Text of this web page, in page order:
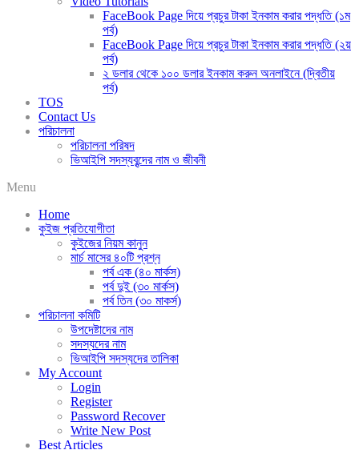
FaceBook Page দিয়ে প্রচুর টাকা ইনকাম করার পদ্ধতি (১ম
পর্ব)
FaceBook Page দিয়ে প্রচুর টাকা ইনকাম করার পদ্ধতি (২য়
পর্ব)
২ ডলার থেকে ১০০ ডলার ইনকাম করুন অনলাইনে (দ্বিতীয়
পর্ব)
TOS
Contact Us
পরিচালনা
পরিচালনা পরিষদ
ভিআইপি সদস্যবৃন্দের নাম ও জীবনী
Menu
Home
কুইজ প্রতিযোগীতা
কুইজের নিয়ম কানুন
মার্চ মাসের ৪০টি প্রশ্ন
পর্ব এক (৪০ মার্কস)
পর্ব দুই (৩০ মার্কস)
পর্ব তিন (৩০ মাকর্স)
পরিচালনা কমিটি
উপদেষ্টাদের নাম
সদস্যদের নাম
ভিআইপি সদস্যদের তালিকা
My Account
Login
Register
Password Recover
Write New Post
Best Articles